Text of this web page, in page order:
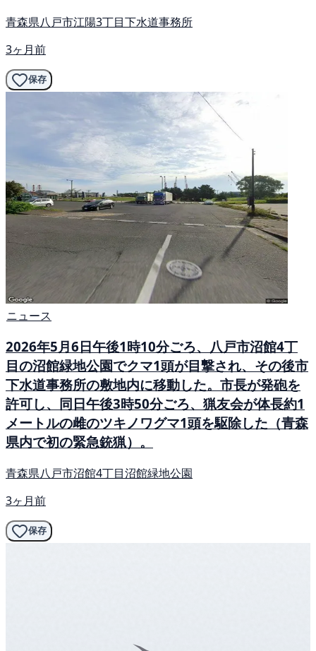
青森県八戸市江陽3丁目下水道事務所
3ヶ月前
保存
ニュース
2026年5月6日午後1時10分ごろ、八戸市沼館4丁
目の沼館緑地公園でクマ1頭が目撃され、その後市
下水道事務所の敷地内に移動した。市長が発砲を
許可し、同日午後3時50分ごろ、猟友会が体長約1
メートルの雌のツキノワグマ1頭を駆除した（青森
県内で初の緊急銃猟）。
青森県八戸市沼館4丁目沼館緑地公園
3ヶ月前
保存